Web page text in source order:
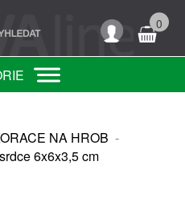
0
NA HROB -
6x6x3,5 cm